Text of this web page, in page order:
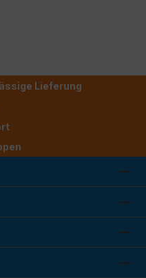
Lieferung